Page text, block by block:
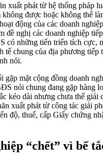
xuất phát từ hệ thống pháp
được hoặc không thể
động của các doanh
đề nghị các doanh nghiệp
có những tiến triển tích cực,
tế chung của địa phương tiếp
nói.
gặp mặt cộng đồng doanh
nói chung đang gặp hàng
kéo dài nhưng chưa thể giải
xuất phát từ công tác giải
độ, thuế, cấp Giấy chứng
“chết” vì bế